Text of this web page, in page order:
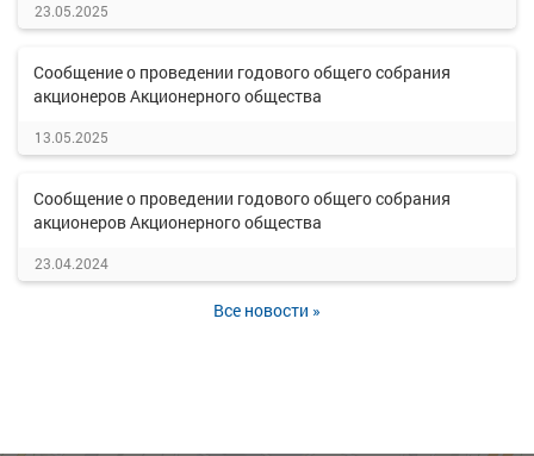
23.05.2025
Сообщение о проведении годового общего собрания
акционеров Акционерного общества
13.05.2025
Сообщение о проведении годового общего собрания
акционеров Акционерного общества
23.04.2024
Все новости »